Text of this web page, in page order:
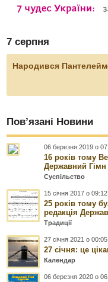
7 серпня
Народився
Пов’язані Новини
06 березня 2019 о
16 років тому
Державний Гімн
Суспільство
15 січня 2017 о 09:12
25 років тому
редакція
Традиції
27 січня 2021 о 00:05
27 січня: це
Календар
06 березня 2020 о